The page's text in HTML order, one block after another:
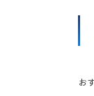
お